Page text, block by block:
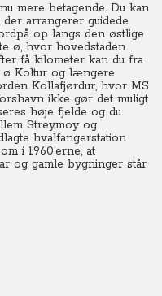
mere betagende. Du kan
arrangerer guidede
op langs den østlige
ø, hvor hovedstaden
få kilometer kan du fra
ø Koltur og længere
Kollafjørdur, hvor MS
ikke gør det muligt
høje fjelde og du
Streymoy og
hvalfangerstation
i 1960’erne, at
og gamle bygninger står